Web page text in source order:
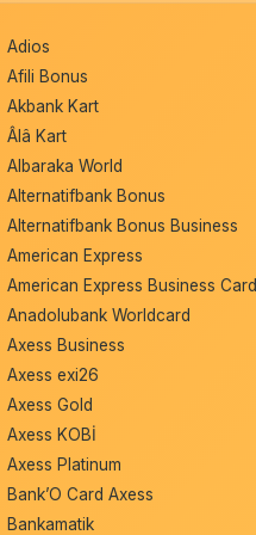
Adios
Afili Bonus
Akbank Kart
Âlâ Kart
Albaraka World
Alternatifbank Bonus
Alternatifbank Bonus Business
American Express
American Express Business Card
Anadolubank Worldcard
Axess Business
Axess exi26
Axess Gold
Axess KOBİ
Axess Platinum
Bank’O Card Axess
Bankamatik